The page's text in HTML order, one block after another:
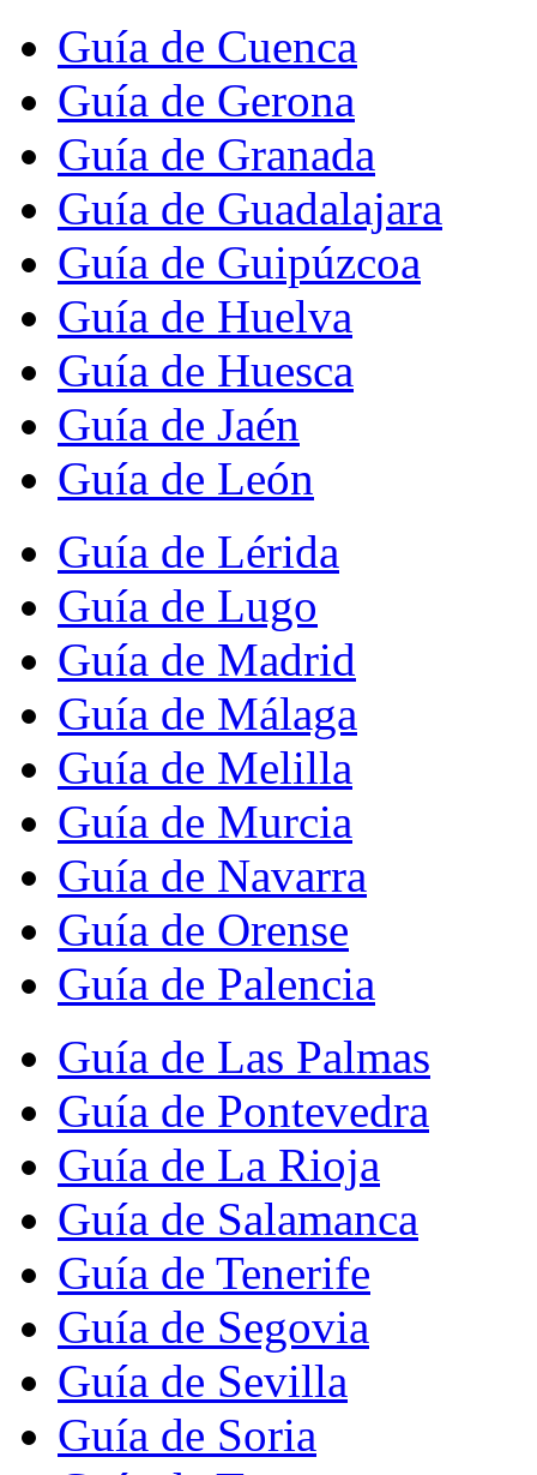
Guía de Cuenca
Guía de Gerona
Guía de Granada
Guía de Guadalajara
Guía de Guipúzcoa
Guía de Huelva
Guía de Huesca
Guía de Jaén
Guía de León
Guía de Lérida
Guía de Lugo
Guía de Madrid
Guía de Málaga
Guía de Melilla
Guía de Murcia
Guía de Navarra
Guía de Orense
Guía de Palencia
Guía de Las Palmas
Guía de Pontevedra
Guía de La Rioja
Guía de Salamanca
Guía de Tenerife
Guía de Segovia
Guía de Sevilla
Guía de Soria